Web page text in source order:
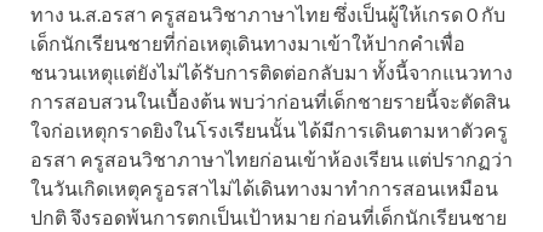
ทาง น.ส.อรสา ครูสอนวิชาภาษาไทย ซึ่งเป็นผู้ให้เกรด 0 กับ
เด็กนักเรียนชายที่ก่อเหตุเดินทางมาเข้าให้ปากคำเพื่อ
ชนวนเหตุแต่ยังไม่ได้รับการติดต่อกลับมา ทั้งนี้จากแนวทาง
การสอบสวนในเบื้องต้น พบว่าก่อนที่เด็กชายรายนี้จะตัดสิน
ใจก่อเหตุกราดยิงในโรงเรียนนั้น ได้มีการเดินตามหาตัวครู
อรสา ครูสอนวิชาภาษาไทยก่อนเข้าห้องเรียน แต่ปรากฏว่า
ในวันเกิดเหตุครูอรสาไม่ได้เดินทางมาทำการสอนเหมือน
ปกติ จึงรอดพ้นการตกเป็นเป้าหมาย ก่อนที่เด็กนักเรียนชาย